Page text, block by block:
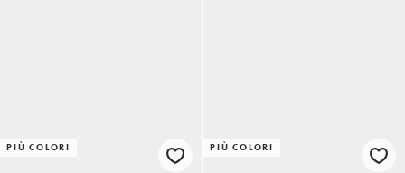
PIÙ COLORI PIÙ COLORI